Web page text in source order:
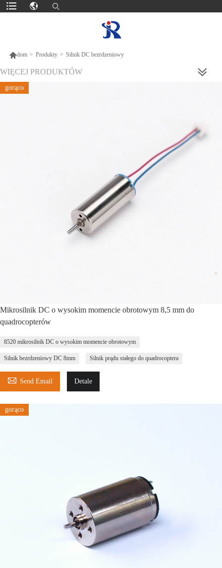
dom > Produkty > Silnik DC bezrdzeniowy
WIĘCEJ PRODUKTÓW
gorąco
Mikrosilnik DC o wysokim momencie obrotowym 8,5 mm do
quadrocopterów
8520 mikrosilnik DC o wysokim momencie obrotowym
Silnik bezrdzeniowy DC 8mm Silnik prądu stałego do quadrocoptera
 Send Email Detale
gorąco